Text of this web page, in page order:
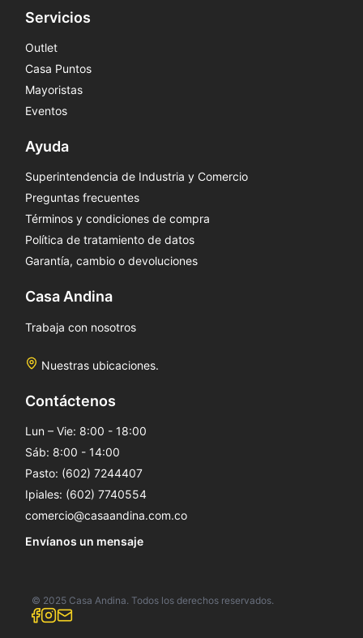
Servicios
Outlet
Casa Puntos
Mayoristas
Eventos
Ayuda
Superintendencia de Industria y Comercio
Preguntas frecuentes
Términos y condiciones de compra
Política de tratamiento de datos
Garantía, cambio o devoluciones
Casa Andina
Trabaja con nosotros
Nuestras ubicaciones.
Contáctenos
Lun – Vie: 8:00 - 18:00
Sáb: 8:00 - 14:00
Pasto: (602) 7244407
Ipiales: (602) 7740554
comercio@casaandina.com.co
Envíanos un mensaje
© 2025 Casa Andina. Todos los derechos reservados.